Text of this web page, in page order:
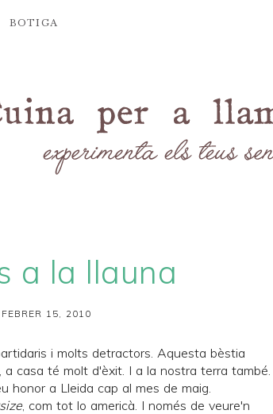
BOTIGA
a la llauna
FEBRER 15, 2010
i molts detractors. Aquesta bèstia
casa té molt d'èxit. I a la nostra terra també.
honor a Lleida cap al mes de maig.
, com tot lo americà. I només de veure'n